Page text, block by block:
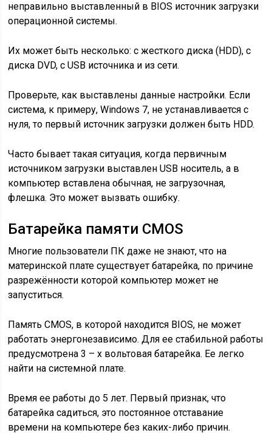
неправильно выставленный в BIOS источник загрузки
операционной системы.
Их может быть несколько: с жесткого диска (HDD), с
диска DVD, с USB источника и из сети.
Проверьте, как выставлены данные настройки. Если
система, к примеру, Windows 7, не устанавливается с
нуля, то первый источник загрузки должен быть HDD.
Часто бывает такая ситуация, когда первичным
источником загрузки выставлен USB носитель, а в
компьютер вставлена обычная, не загрузочная,
флешка. Это может вызвать ошибку.
Батарейка памяти CMOS
Многие пользователи ПК даже не знают, что на
материнской плате существует батарейка, по причине
разрежённости которой компьютер может не
запуститься.
Память CMOS, в которой находится BIOS, не может
работать энергонезависимо. Для ее стабильной работы
предусмотрена 3 – х вольтовая батарейка. Ее легко
найти на системной плате.
Время ее работы до 5 лет. Первый признак, что
батарейка садиться, это постоянное отставание
времени на компьютере без каких-либо причин.